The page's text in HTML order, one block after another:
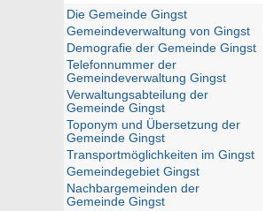
Die Gemeinde Gingst
Gemeindeverwaltung von Gingst
Demografie der Gemeinde Gingst
Telefonnummer der
Gemeindeverwaltung Gingst
Verwaltungsabteilung der
Gemeinde Gingst
Toponym und Übersetzung der
Gemeinde Gingst
Transportmöglichkeiten im Gingst
Gemeindegebiet Gingst
Nachbargemeinden der
Gemeinde Gingst